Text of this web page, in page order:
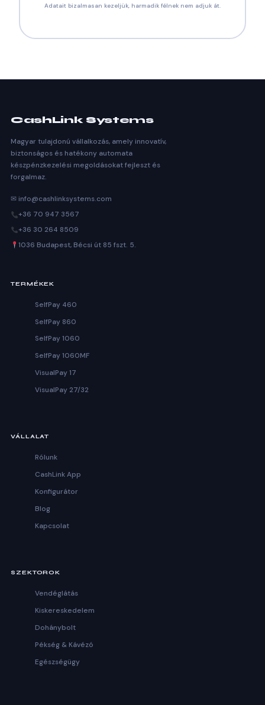
Adatait bizalmasan kezeljük, harmadik félnek nem adjuk át.
CashLink Systems
Magyar tulajdonú vállalkozás, amely innovatív,
biztonságos és hatékony automata
készpénzkezelési megoldásokat fejleszt és
forgalmaz.
✉ info@cashlinksystems.com
+36 70 947 3567
+36 30 264 8509
1036 Budapest, Bécsi út 85 fszt. 5.
TERMÉKEK
SelfPay 460
SelfPay 860
SelfPay 1060
SelfPay 1060MF
VisualPay 17
VisualPay 27/32
VÁLLALAT
Rólunk
CashLink App
Konfigurátor
Blog
Kapcsolat
SZEKTOROK
Vendéglátás
Kiskereskedelem
Dohánybolt
Pékség & Kávézó
Egészségügy